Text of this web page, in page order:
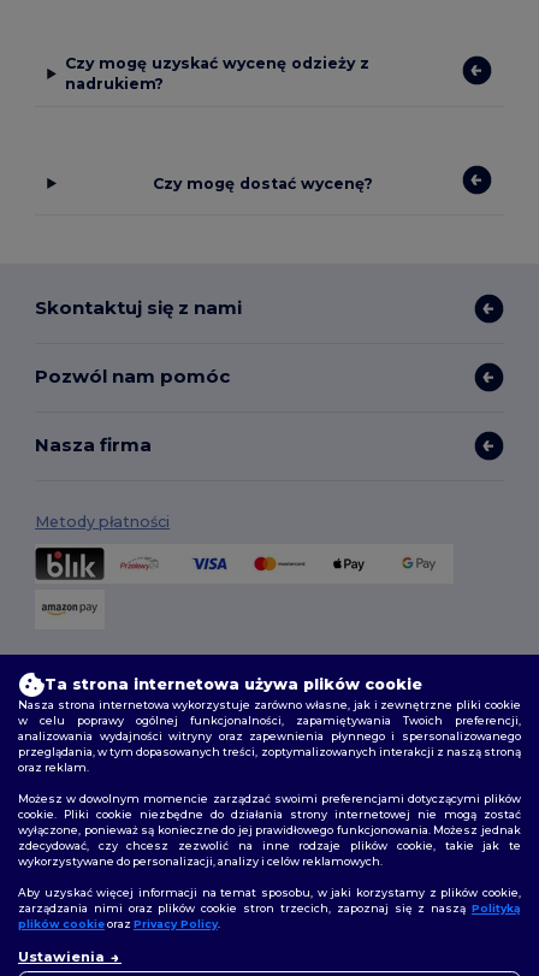
Czy mogę uzyskać wycenę odzieży z
nadrukiem?
Czy mogę dostać wycenę?
Skontaktuj się z nami
Pozwól nam pomóc
Nasza firma
Metody płatności
2026. Wszelkie prawa zastrzeżone
Warunki i Zasady
Śledź nas
Ta strona internetowa używa plików cookie
Nasza strona internetowa wykorzystuje zarówno własne, jak i zewnętrzne pliki cookie
w celu poprawy ogólnej funkcjonalności, zapamiętywania Twoich preferencji,
analizowania wydajności witryny oraz zapewnienia płynnego i spersonalizowanego
przeglądania, w tym dopasowanych treści, zoptymalizowanych interakcji z naszą stroną
oraz reklam.
Możesz w dowolnym momencie zarządzać swoimi preferencjami dotyczącymi plików
cookie. Pliki cookie niezbędne do działania strony internetowej nie mogą zostać
wyłączone, ponieważ są konieczne do jej prawidłowego funkcjonowania. Możesz jednak
zdecydować, czy chcesz zezwolić na inne rodzaje plików cookie, takie jak te
wykorzystywane do personalizacji, analizy i celów reklamowych.
Aby uzyskać więcej informacji na temat sposobu, w jaki korzystamy z plików cookie,
zarządzania nimi oraz plików cookie stron trzecich, zapoznaj się z naszą Polityką
plików cookieoraz Privacy Policy.
Ustawienia